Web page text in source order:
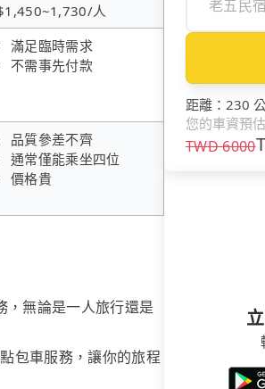
人
滿足臨時需求
不需事先付款
品質參差不齊
通常僅能乘坐四位
價格貴
無論是一人旅行還是
包車服務，讓你的旅程
距離 ： 230
您的車資預估
TWD6000